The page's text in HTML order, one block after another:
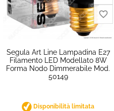
Segula Art Line Lampadina E27
Filamento LED Modellato 8W
Forma Nodo Dimmerabile Mod.
50149
Disponibilità limitata